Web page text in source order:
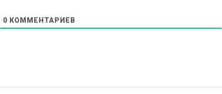
0 КОММЕНТАРИЕВ